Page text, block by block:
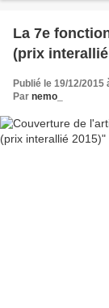
La 7e
(prix interallié
Publié le 19/12/2015
Par nemo_